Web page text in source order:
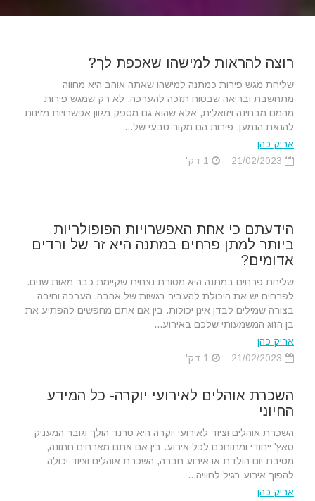
רוצה להראות למישהו שאכפת לך?
שליחת מגש פירות כמתנה למישהו שאתה אוהב היא מחווה
מתחשבת ובריאה שבטוח תזכה להערכה. לא רק שמגש פירות
מהמם מבחינה ויזואלית, אלא שהוא גם מספק מגוון אפשרויות מזינות
להנאת הנמען. פירות הם מקור טבעי של...
אריק כהן
הידעתם כי אחת האפשרויות הפופולריות
ביותר למתן פרחים במתנה היא זר של ורדים
אדומים?
שליחת פרחים במתנה היא מסורת נצחית שקיימת כבר מאות שנים.
לפרחים יש את היכולת להעביר רגשות של אהבה, הערכה וחיבה
בצורה שמילים לבדן אינן יכולות. בין אם אתם מחפשים להפתיע את
בן הזוג המשמעותי שלכם באירוע...
אריק כהן
השכרת אוהלים לאירועי יוקרה- כל המידע
החיוני
השכרת אוהלים וציוד לאירועי יוקרה היא טרנד הולך וגובר המעניק
טאץ' ייחודי ומתוחכם לכל אירוע. בין אם אתם מארחים חתונה,
מסיבת יום הולדת או אירוע חברה, השכרת אוהלים וציוד יכולה
להפוך אירוע רגיל לחוויה...
אריק כהן